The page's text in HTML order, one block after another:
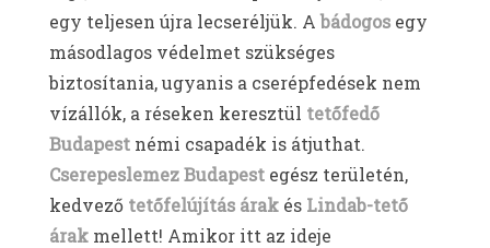
egy teljesen újra lecseréljük. Abádogos egy
másodlagos védelmet szükséges
biztosítania, ugyanis a cserépfedések nem
vízállók, a réseken keresztül tetőfedő
Budapest némi csapadék is átjuthat.
Cserepeslemez Budapest egész területén,
kedvező tetőfelújítás árak és Lindab-tető
árak mellett! Amikor itt az ideje